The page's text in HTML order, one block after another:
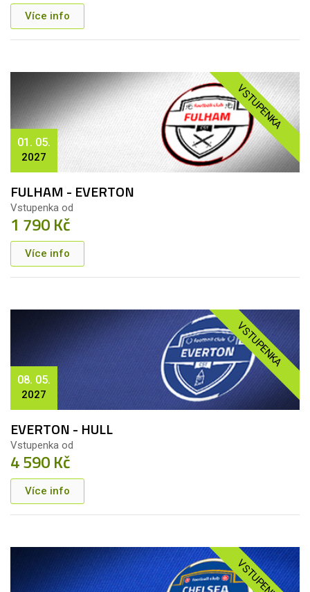
Více info
VSTUPENKA
01. 05.
2027
FULHAM - EVERTON
Vstupenka od
1 790 Kč
Více info
VSTUPENKA
08. 05.
2027
EVERTON - HULL
Vstupenka od
4 590 Kč
Více info
VSTUPENKA